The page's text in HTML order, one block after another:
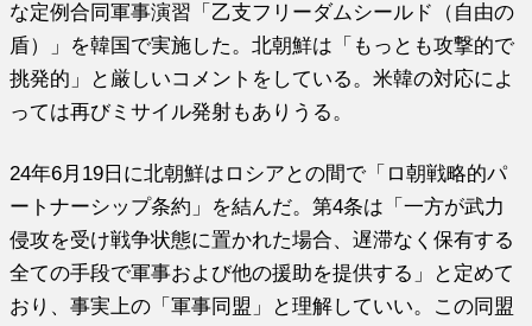
な定例合同軍事演習「乙支フリーダムシールド（自由の
盾）」を韓国で実施した。北朝鮮は「もっとも攻撃的で
挑発的」と厳しいコメントをしている。米韓の対応によ
っては再びミサイル発射もありうる。
24年6月19日に北朝鮮はロシアとの間で「ロ朝戦略的パ
ートナーシップ条約」を結んだ。第4条は「一方が武力
侵攻を受け戦争状態に置かれた場合、遅滞なく保有する
全ての手段で軍事および他の援助を提供する」と定めて
おり、事実上の「軍事同盟」と理解していい。この同盟